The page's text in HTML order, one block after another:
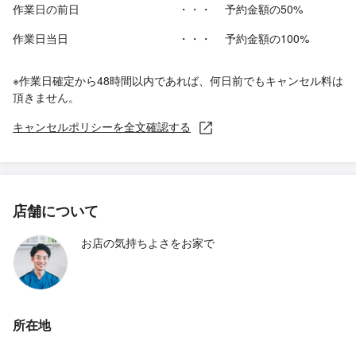
作業日の前日
・・・
予約金額の50%
作業日当日
・・・ 予約金額の100%
※作業日確定から48時間以内であれば、何日前でもキャンセル料は
頂きません。
キャンセルポリシーを全文確認する
店舗について
お店の気持ちよさをお家で
所在地